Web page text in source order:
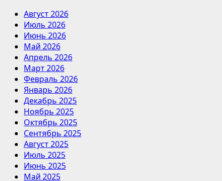
Август 2026
Июль 2026
Июнь 2026
Май 2026
Апрель 2026
Март 2026
Февраль 2026
Январь 2026
Декабрь 2025
Ноябрь 2025
Октябрь 2025
Сентябрь 2025
Август 2025
Июль 2025
Июнь 2025
Май 2025